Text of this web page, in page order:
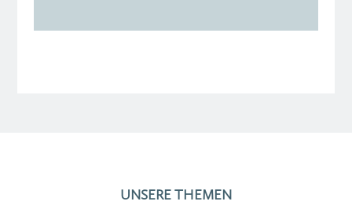
UNSERE THEMEN